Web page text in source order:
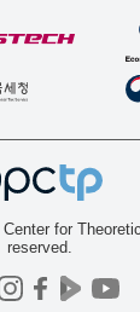
for
reserved.